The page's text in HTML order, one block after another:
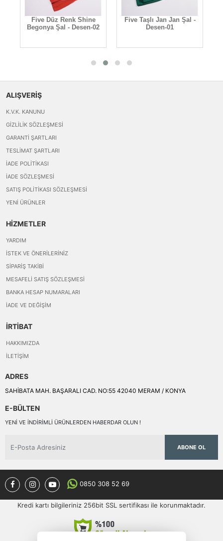
Five Düz Renk Shine
Begonya Şal - Desen-02
Five Taşlı Jan Jan Şal -
Desen-01
ALIŞVERİŞ
K.V.K. KANUNU
GIZLILIK SÖZLEŞMESI
GARANTI ŞARTLARI
TESLIMAT ŞARTLARI
İADE POLITIKASI
İADE SÖZLEŞMESI
SATIŞ POLITIKASI SÖZLEŞMESI
YENI ÜRÜNLER
HİZMETLER
YARDIM
İSTEK VE ÖNERILERINIZ
SIPARIŞ TAKIBI
MESAFELI SATIŞ SÖZLEŞMESI
BANKA HESAP NUMARALARI
İADE VE DEĞIŞIM
İRTİBAT
HAKKIMIZDA
İLETIŞIM
ADRES
SAHİBATA MAH. BAŞARALI CAD. NO:55 42040 MERAM / KONYA
E-BÜLTEN
YENI VE INDIRIMLI ÜRÜNLERDEN HABERDAR OLUN !
ABONE OL
0850 308 52 69
Kredi kartı bilgileriniz 256bit SSL sertifikası ile korunmaktadır.